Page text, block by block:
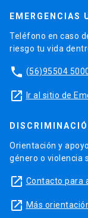
EMERGENCIAS
Teléfono en caso
riesgo tu vida
phone (56)95504
launch Ir al sitio de
Orientación y
género o violencia
launch Contacto para
launch Más